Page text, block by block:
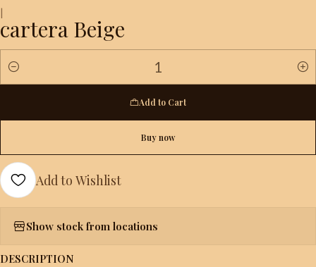
|
cartera Beige
Quantity
Add to Cart
Buy now
Add to Wishlist
Show stock from locations
DESCRIPTION